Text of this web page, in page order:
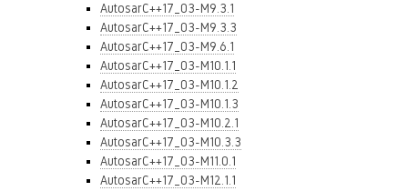
AutosarC++17_03-M9.3.1
AutosarC++17_03-M9.3.3
AutosarC++17_03-M9.6.1
AutosarC++17_03-M10.1.1
AutosarC++17_03-M10.1.2
AutosarC++17_03-M10.1.3
AutosarC++17_03-M10.2.1
AutosarC++17_03-M10.3.3
AutosarC++17_03-M11.0.1
AutosarC++17_03-M12.1.1